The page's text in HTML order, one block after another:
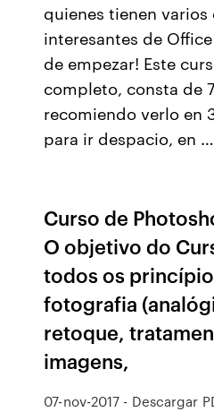
quienes tienen varios
interesantes de
de empezar! Este
completo, consta de
recomiendo verlo en
para ir despacio, en …
Curso de
O objetivo do
todos os
fotografia
retoque,
imagens,
07-nov-2017 - Descargar